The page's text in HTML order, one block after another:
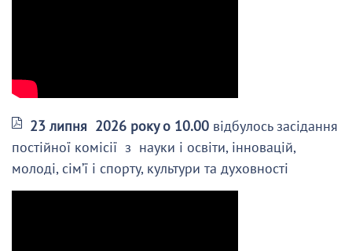
23 липня 2026 року о 10.00 відбулось засідання
постійної комісії з науки і освіти, інновацій,
молоді, сім’ї і спорту, культури та духовності